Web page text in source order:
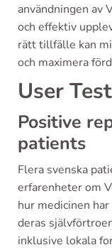
användningen av
och effektiv
rätt tillfälle kan
och maximera
User
Positive
patients
Flera svenska
erfarenheter om
hur medicinen
deras
inklusive lokala